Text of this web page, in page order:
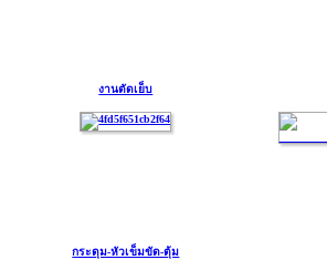
งานตัดเย็บ
กระดุม-หัวเข็มขัด-ตุ้ม